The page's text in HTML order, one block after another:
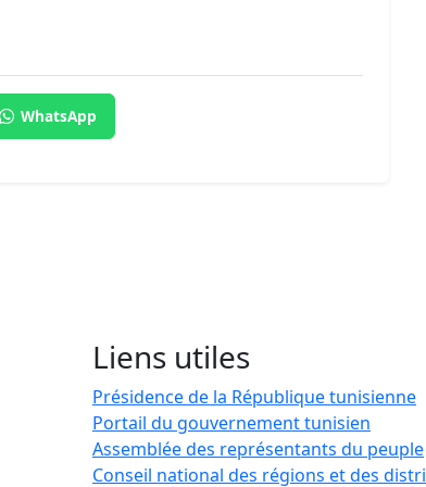
WhatsApp
Liens utiles
Présidence de la République tunisienne
Portail du gouvernement tunisien
Assemblée des représentants du peuple
Conseil national des régions et des